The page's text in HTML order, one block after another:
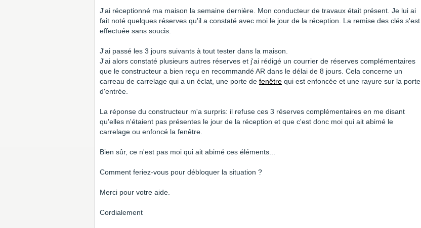
J'ai réceptionné ma maison la semaine dernière. Mon conducteur de travaux était présent. Je lui ai
fait noté quelques réserves qu'il a constaté avec moi le jour de la réception. La remise des clés s'est
effectuée sans soucis.
J'ai passé les 3 jours suivants à tout tester dans la maison.
J'ai alors constaté plusieurs autres réserves et j'ai rédigé un courrier de réserves complémentaires
que le constructeur a bien reçu en recommandé AR dans le délai de 8 jours. Cela concerne un
carreau de carrelage qui a un éclat, une porte de fenêtre qui est enfoncée et une rayure sur la porte
d'entrée.
La réponse du constructeur m'a surpris: il refuse ces 3 réserves complémentaires en me disant
qu'elles n'étaient pas présentes le jour de la réception et que c'est donc moi qui ait abimé le
carrelage ou enfoncé la fenêtre.
Bien sûr, ce n'est pas moi qui ait abimé ces éléments...
Comment feriez-vous pour débloquer la situation ?
Merci pour votre aide.
Cordialement